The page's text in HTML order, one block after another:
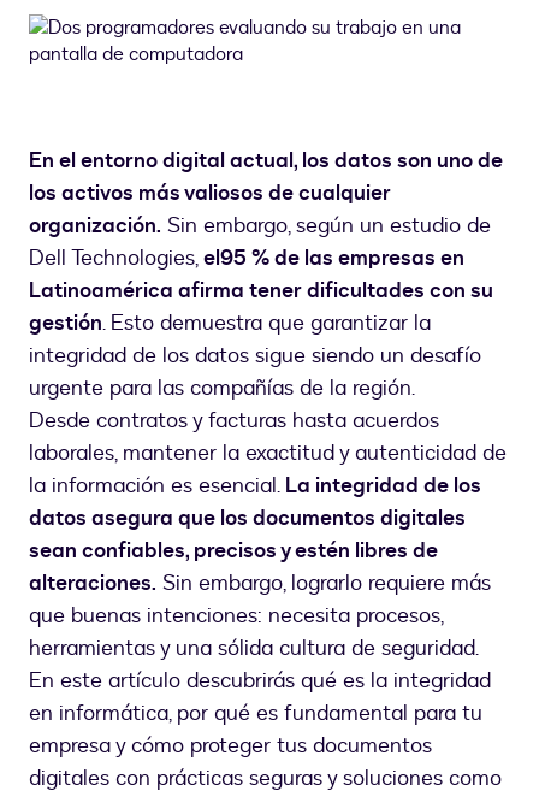
En el entorno digital actual, los datos son uno de
los activos más valiosos de cualquier
organización. Sin embargo, según un estudio de
Dell Technologies,el95 % de las empresas en
Latinoamérica afirma tener dificultades con su
gestión. Esto demuestra que garantizar la
integridad de los datos sigue siendo un desafío
urgente para las compañías de la región.
Desde contratos y facturas hasta acuerdos
laborales, mantener la exactitud y autenticidad de
la información es esencial. La integridad de los
datos asegura que los documentos digitales
sean confiables, precisos y estén libres de
alteraciones. Sin embargo, lograrlo requiere más
que buenas intenciones: necesita procesos,
herramientas y una sólida cultura de seguridad.
En este artículo descubrirás qué es la integridad
en informática, por qué es fundamental para tu
empresa y cómo proteger tus documentos
digitales con prácticas seguras y soluciones como